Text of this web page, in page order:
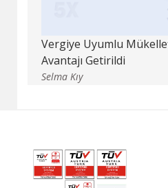
Vergiye Uyumlu
Avantajı Getirildi
Selma Kıy